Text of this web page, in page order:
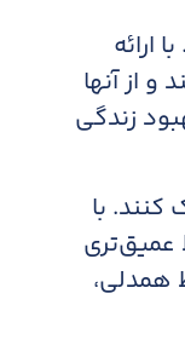
ارائه
و از آنها
زندگی
کنند. با
عمیق‌تری
همدلی،